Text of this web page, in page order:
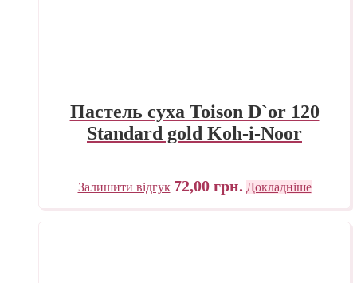
Пастель суха Toison D`or 120
Standard gold Koh-i-Noor
Залишити відгук 72,00 грн. Докладніше